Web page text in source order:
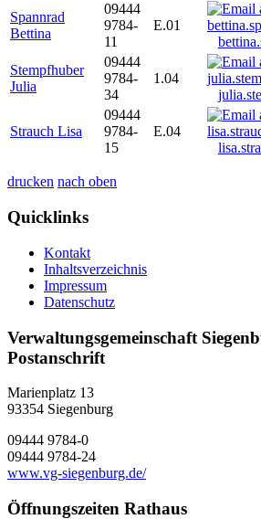
Spannrad
Bettina
09444
9784-
11
E.01
Stempfhuber
Julia
09444
9784-
34
1.04
Strauch Lisa
09444
9784-
15
E.04
drucken nach oben
Quicklinks
Kontakt
Inhaltsverzeichnis
Impressum
Datenschutz
Verwaltungsgemeinschaft
Postanschrift
Marienplatz 13
93354 Siegenburg
09444 9784-0
09444 9784-24
www.vg-siegenburg.de/
Öffnungszeiten Rathaus